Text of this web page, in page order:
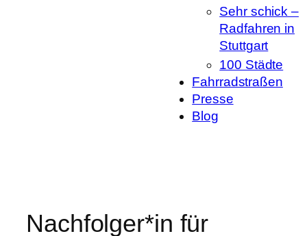
Sehr schick –
Radfahren in
Stuttgart
100 Städte
Fahrradstraßen
Presse
Blog
Nachfolger*in für